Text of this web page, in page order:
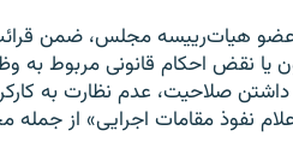
عضو هيات‌رييسه مجلس، ضمن
يا نقض احکام قانونی مربوط به
صلاحيت، عدم نظارت به
نفوذ مقامات اجرايی» از